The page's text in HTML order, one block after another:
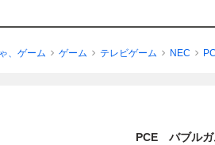
、ゲーム ゲーム テレビゲーム NEC
PCE バブルガ